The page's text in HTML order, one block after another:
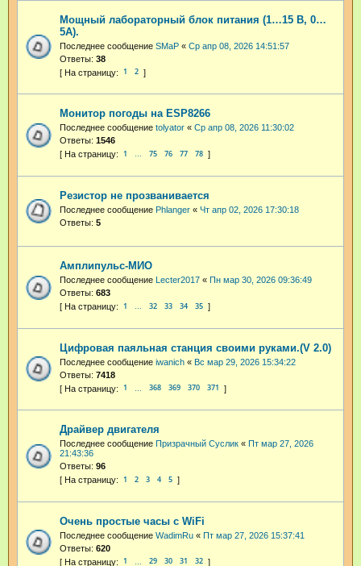
Мощный лабораторный блок питания (1…15 В, 0…
5А).
Последнее сообщение SMaP « Ср апр 08, 2026 14:51:57
Ответы: 38
1 2
Монитор погоды на ESP8266
Последнее сообщение tolyator « Ср апр 08, 2026 11:30:02
Ответы: 1546
1 … 75 76 77 78
Резистор не прозванивается
Последнее сообщение Phlanger « Чт апр 02, 2026 17:30:18
Ответы: 5
Амплипульс-МИО
Последнее сообщение Lecter2017 « Пн мар 30, 2026 09:36:49
Ответы: 683
1 32 33 34 35
Цифровая паяльная станция своими руками.(V 2.0)
Последнее сообщение iwanich « Вс мар 29, 2026 15:34:22
Ответы: 7418
1 368 369 370 371
Драйвер двигателя
Последнее сообщение Призрачный Суслик « Пт мар 27, 2026
21:43:36
Ответы: 96
1 2 3 4 5
Очень простые часы с WiFi
Последнее сообщение WadimRu « Пт мар 27, 2026 15:37:41
Ответы: 620
1 29 30 31 32